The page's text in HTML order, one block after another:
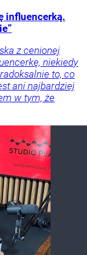
influencerką.
z cenionej
niekiedy
to, co
ani najbardziej
w tym, że